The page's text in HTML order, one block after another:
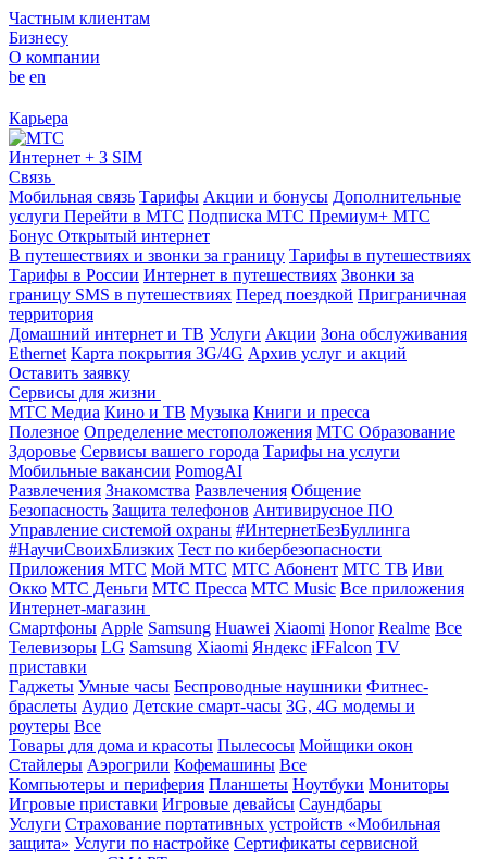
Частным клиентам
Бизнесу
О компании
be en
Карьера
Интернет + 3 SIM
Связь
Мобильная связь Тарифы Акции и бонусы Дополнительные
услуги Перейти в МТС Подписка МТС Премиум+ МТС
Бонус Открытый интернет
В путешествиях и звонки за границу Тарифы в путешествиях
Тарифы в России Интернет в путешествиях Звонки за
границу SMS в путешествиях Перед поездкой Приграничная
территория
Домашний интернет и ТВ Услуги Акции Зона обслуживания
Ethernet Карта покрытия 3G/4G Архив услуг и акций
Оставить заявку
Сервисы для жизни
МТС Медиа Кино и ТВ Музыка Книги и пресса
Полезное Определение местоположения МТС Образование
Здоровье Сервисы вашего города Тарифы на услуги
Мобильные вакансии PomogAI
Развлечения Знакомства Развлечения Общение
Безопасность Защита телефонов Антивирусное ПО
Управление системой охраны #ИнтернетБезБуллинга
#НаучиСвоихБлизких Тест по кибербезопасности
Приложения МТС Мой МТС МТС Абонент МТС ТВ Иви
Окко МТС Деньги МТС Пресса МТС Music Все приложения
Интернет-магазин
Смартфоны Apple Samsung Huawei Xiaomi Honor Realme Все
Телевизоры LG Samsung Xiaomi Яндекс iFFalcon TV
приставки
Гаджеты Умные часы Беспроводные наушники Фитнес-
браслеты Аудио Детские смарт-часы 3G, 4G модемы и
роутеры Все
Товары для дома и красоты Пылесосы Мойщики окон
Стайлеры Аэрогрили Кофемашины Все
Компьютеры и периферия Планшеты Ноутбуки Мониторы
Игровые приставки Игровые девайсы Саундбары
Услуги Страхование портативных устройств «Мобильная
защита» Услуги по настройке Сертификаты сервисной